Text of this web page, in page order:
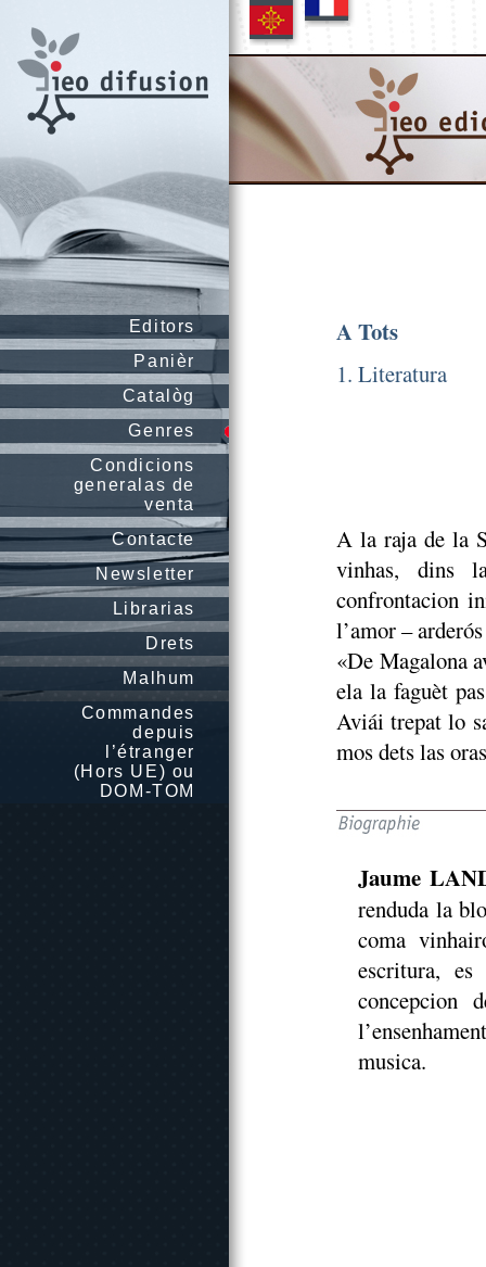
Editors
Panièr
Catalòg
Genres
Condicions
generalas de
venta
Contacte
Newsletter
Librarias
Drets
Malhum
Commandes
depuis
l’étranger
(Hors UE) ou
DOM-TOM
A Tots
1. Literatura
A la raja de la
vinhas, dins
confrontacion
l’amor –
«De Magalona
ela la faguèt
Aviái trepat lo
mos dets las
Jaume
renduda la
coma
escritura,
concepcion
musica.